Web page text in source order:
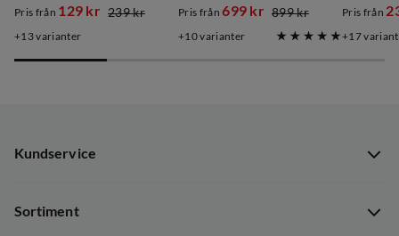
discounted
Pris från 129 kr
original
239 kr
13varianter
discounted
Pris från699 kr
original
899 kr
10varianter
Pris från
original
17
Kundservice
Sortiment